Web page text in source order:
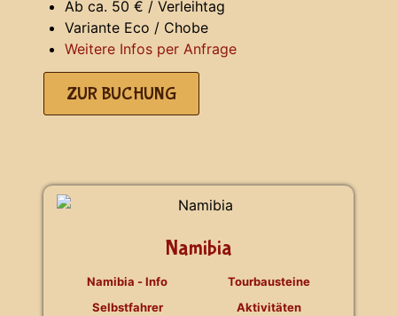
Ab ca. 50 € / Verleihtag
Variante Eco / Chobe
Weitere Infos per Anfrage
ZUR BUCHUNG
Namibia
Namibia - Info
Selbstfahrer
Tourbausteine
Aktivitäten